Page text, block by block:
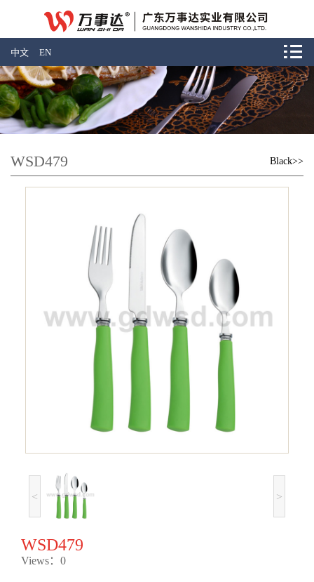
中文 EN
WSD479 Black>>
< >
WSD479
Views：0